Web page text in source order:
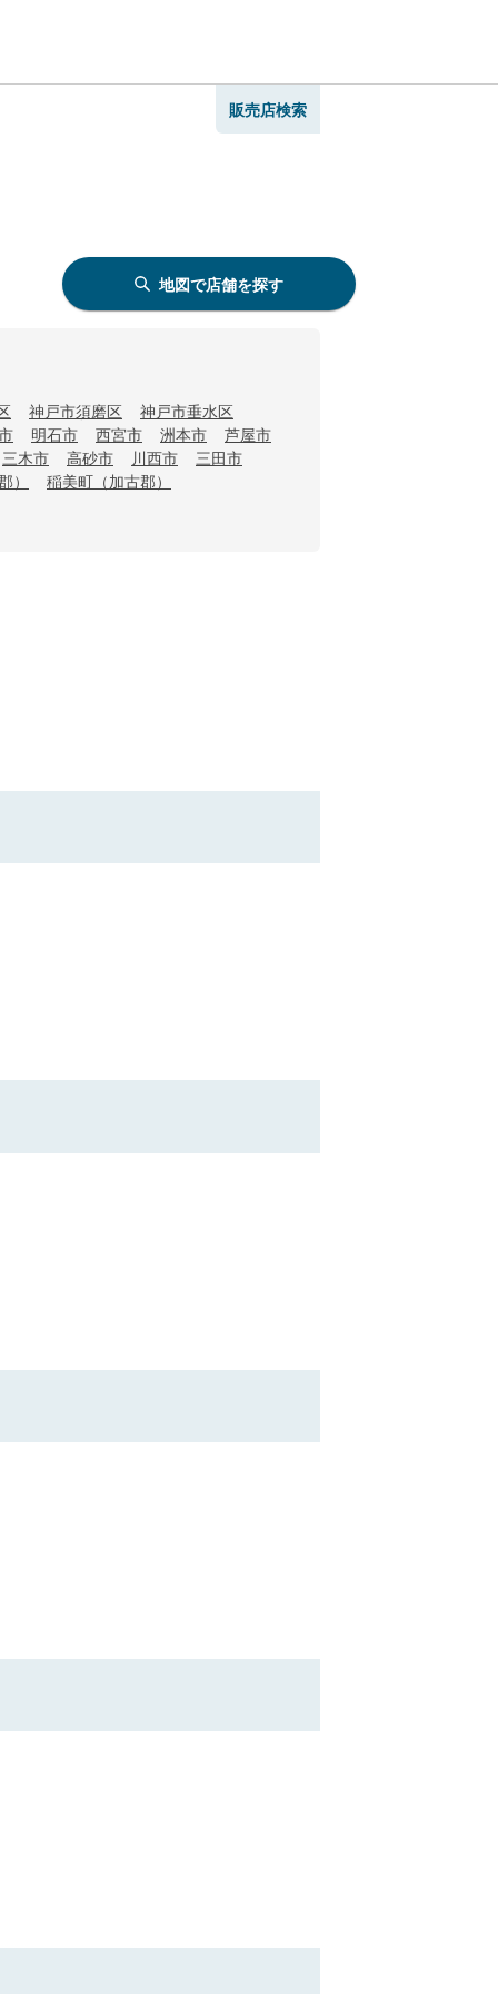
販売店検索
地図で店舗を探す
神戸市須磨区
神戸市垂水区
明石市 西宮市 洲本市
芦屋市
三木市
高砂市 川西市
三田市
）
稲美町（加古郡）